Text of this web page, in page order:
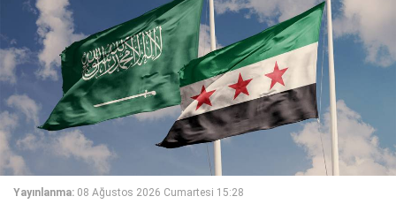
Yayınlanma: 08 Ağustos 2026 Cumartesi 15:28